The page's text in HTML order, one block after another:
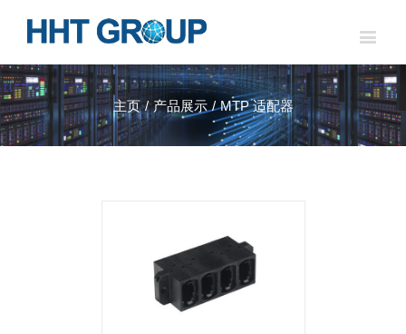
主页 / 产品展示 / MTP 适配器